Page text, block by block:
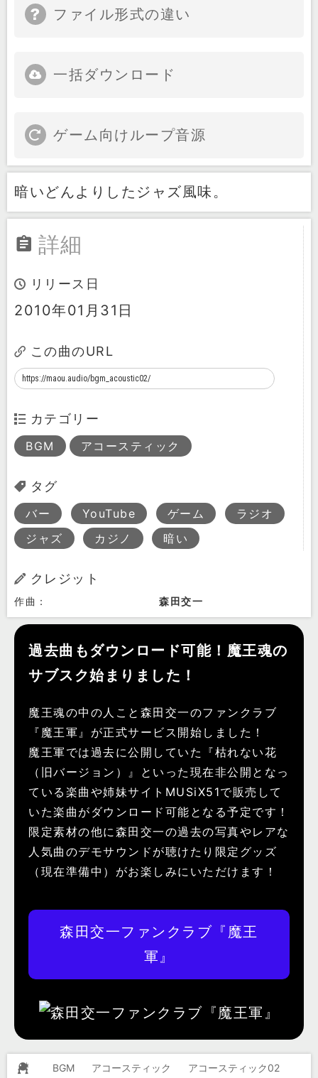
ファイル形式の違い
一括ダウンロード
ゲーム向けループ音源
暗いどんよりしたジャズ風味。
詳細
リリース日
2010年01月31日
この曲のURL
カテゴリー
BGM アコースティック
タグ
バー YouTube ゲーム
ラジオ
ジャズ
カジノ 暗い
クレジット
作曲： 森田交一
過去曲もダウンロード可能！魔王魂の
サブスク始まりました！
魔王魂の中の人こと森田交一のファンクラブ
『魔王軍』が正式サービス開始しました！
魔王軍では過去に公開していた『枯れない花
（旧バージョン）』といった現在非公開となっ
ている楽曲や姉妹サイトMUSiX51で販売して
いた楽曲がダウンロード可能となる予定です！
限定素材の他に森田交一の過去の写真やレアな
人気曲のデモサウンドが聴けたり限定グッズ
（現在準備中）がお楽しみにいただけます！
森田交一ファンクラブ『魔王
軍』
BGM アコースティック アコースティック02